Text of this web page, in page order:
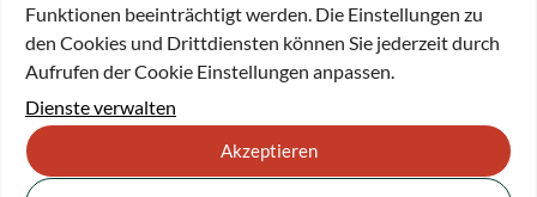
Funktionen beeinträchtigt werden. Die Einstellungen zu
den Cookies und Drittdiensten können Sie jederzeit durch
Aufrufen der Cookie Einstellungen anpassen.
Dienste verwalten
Akzeptieren
Heidi Kammerer-Müller
Stiftungsmanagerin (Teilzeit)